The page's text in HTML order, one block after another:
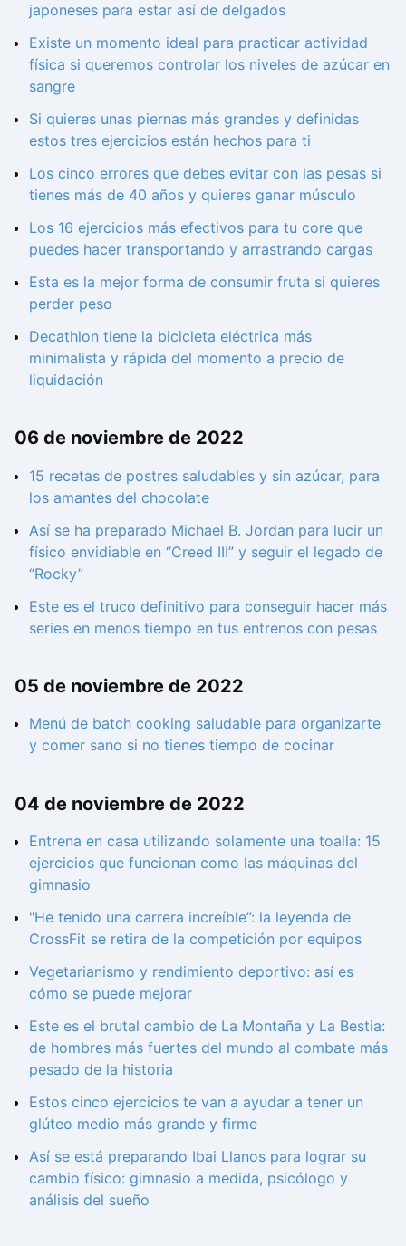
japoneses para estar así de delgados
Existe un momento ideal para practicar actividad
física si queremos controlar los niveles de azúcar en
sangre
Si quieres unas piernas más grandes y definidas
estos tres ejercicios están hechos para ti
Los cinco errores que debes evitar con las pesas si
tienes más de 40 años y quieres ganar músculo
Los 16 ejercicios más efectivos para tu core que
puedes hacer transportando y arrastrando cargas
Esta es la mejor forma de consumir fruta si quieres
perder peso
Decathlon tiene la bicicleta eléctrica más
minimalista y rápida del momento a precio de
liquidación
06 de noviembre de 2022
15 recetas de postres saludables y sin azúcar, para
los amantes del chocolate
Así se ha preparado Michael B. Jordan para lucir un
físico envidiable en “Creed III” y seguir el legado de
“Rocky”
Este es el truco definitivo para conseguir hacer más
series en menos tiempo en tus entrenos con pesas
05 de noviembre de 2022
Menú de batch cooking saludable para organizarte
y comer sano si no tienes tiempo de cocinar
04 de noviembre de 2022
Entrena en casa utilizando solamente una toalla: 15
ejercicios que funcionan como las máquinas del
gimnasio
"He tenido una carrera increíble”: la leyenda de
CrossFit se retira de la competición por equipos
Vegetarianismo y rendimiento deportivo: así es
cómo se puede mejorar
Este es el brutal cambio de La Montaña y La Bestia:
de hombres más fuertes del mundo al combate más
pesado de la historia
Estos cinco ejercicios te van a ayudar a tener un
glúteo medio más grande y firme
Así se está preparando Ibai Llanos para lograr su
cambio físico: gimnasio a medida, psicólogo y
análisis del sueño